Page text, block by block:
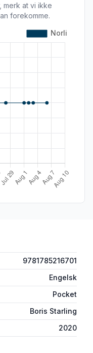
merk at vi ikke
forekomme.
9781785216701
Engelsk
Pocket
Boris Starling
2020